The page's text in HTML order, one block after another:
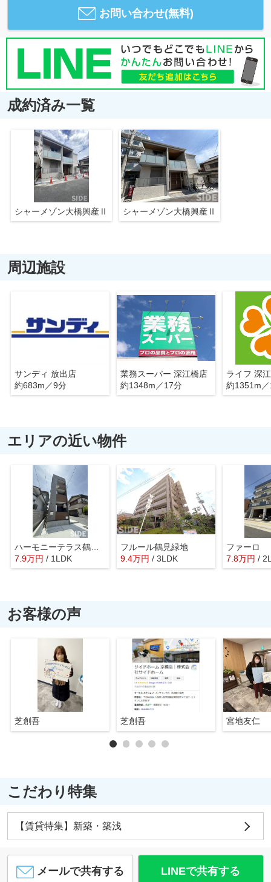
お問い合わせ(無料)
成約済み一覧
シャーメゾン大橋興産Ⅱ シャーメゾン大橋興産Ⅱ
周辺施設
サンディ 放出店
約683m／9分
業務スーパー 深江橋店
約1348m／17分
ライフ 深
約1351m
エリアの近い物件
ハーモニーテラス鶴見緑地
7.9万円 / 1LDK
フルール鶴見緑地
9.4万円 / 3LDK
ファーロ
7.8万円 /
お客様の声
芝創吾 芝創吾 宮地友仁
こだわり特集
【賃貸特集】新築・築浅
メールで共有する LINEで共有する